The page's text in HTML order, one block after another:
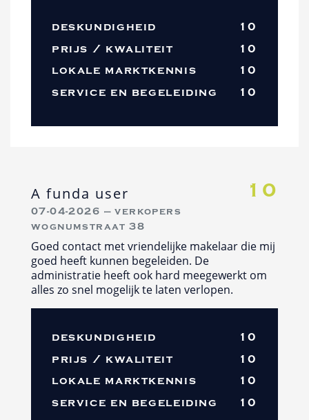
deskundigheid
10
prijs / kwaliteit
10
lokale marktkennis
10
service en begeleiding
10
A funda user 10
07-04-2026 — verkopers
wognumstraat 38
Goed contact met vriendelijke makelaar die mij
goed heeft kunnen begeleiden. De
administratie heeft ook hard meegewerkt om
alles zo snel mogelijk te laten verlopen.
deskundigheid
10
prijs / kwaliteit
10
lokale marktkennis
10
service en begeleiding
10